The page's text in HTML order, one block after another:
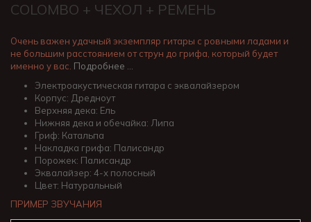
COLOMBO + ЧЕХОЛ + РЕМЕНЬ
Очень важен удачный экземпляр гитары с ровными ладами и
не большим расстоянием от струн до грифа, который будет
именно у вас. Подробнее …
Электроакустическая гитара с эквалайзером
Корпус: Дредноут
Верхняя дека: Ель
Нижняя дека и обечайка: Липа
Гриф: Катальпа
Накладка грифа: Палисандр
Порожек: Палисандр
Эквалайзер: 4-х полосный
Цвет: Натуральный
ПРИМЕР ЗВУЧАНИЯ